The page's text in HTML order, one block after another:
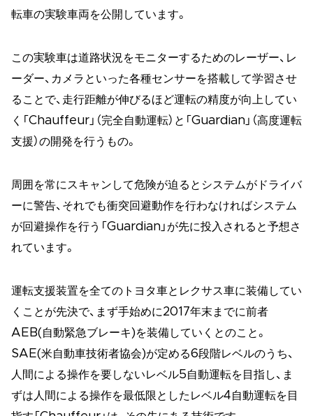
転車の実験車両を公開しています。
この実験車は道路状況をモニターするためのレーザー、レ
ーダー、カメラといった各種センサーを搭載して学習させ
ることで、走行距離が伸びるほど運転の精度が向上してい
く「Chauffeur」（完全自動運転）と「Guardian」（高度運転
支援）の開発を行うもの。
周囲を常にスキャンして危険が迫るとシステムがドライバ
ーに警告、それでも衝突回避動作を行わなければシステム
が回避操作を行う「Guardian」が先に投入されると予想さ
れています。
運転支援装置を全てのトヨタ車とレクサス車に装備してい
くことが先決で、まず手始めに2017年末までに前者
AEB(自動緊急ブレーキ)を装備していくとのこと。
SAE(米自動車技術者協会)が定める6段階レベルのうち、
人間による操作を要しないレベル5自動運転を目指し、ま
ずは人間による操作を最低限としたレベル4自動運転を目